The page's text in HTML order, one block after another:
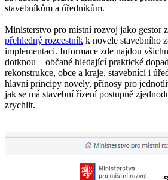
stavebníkům a úředníkům.
Ministerstvo pro místní rozvoj jako gestor
přehledný rozcestník k novele stavebního
implementaci. Informace zde najdou
dotknou – občané hledající praktické
rekonstrukce, obce a kraje, stavebníci i
hlavní principy novely, přínosy pro
jak se má stavební řízení postupně
zrychlit.